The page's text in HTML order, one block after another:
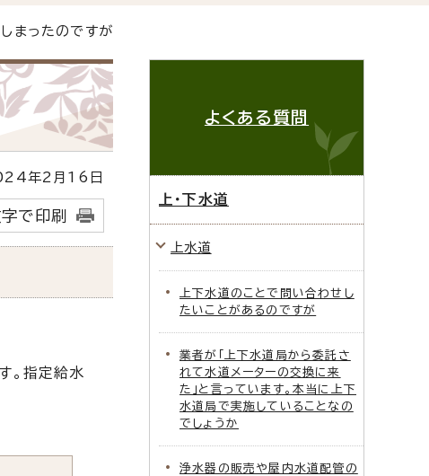
まったのですが
年2月16日
で印刷
。指定給水
よくある質問
上・下水道
上水道
上下水道のことで問い合わせし
たいことがあるのですが
業者が「上下水道局から委託さ
れて水道メーターの交換に来
た」と言っています。本当に上下
水道局で実施していることなの
でしょうか
浄水器の販売や屋内水道配管の